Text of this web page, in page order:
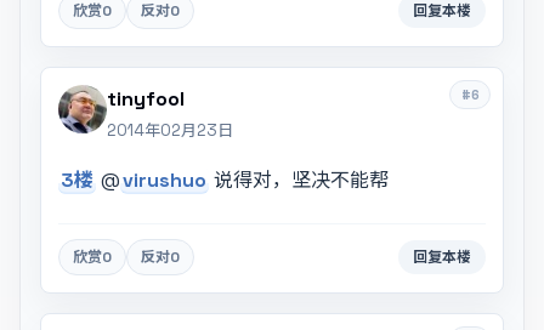
欣赏0 反对0 回复本楼
#6
tinyfool
2014年02月23日
3楼 @virushuo 说得对，坚决不能帮
欣赏0 反对0 回复本楼